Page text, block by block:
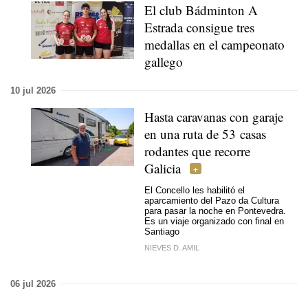
El club Bádminton A
Estrada consigue tres
medallas en el campeonato
gallego
10 jul 2026
Hasta caravanas con garaje
en una ruta de 53 casas
rodantes que recorre
Galicia
El Concello les habilitó el
aparcamiento del Pazo da Cultura
para pasar la noche en Pontevedra.
Es un viaje organizado con final en
Santiago
NIEVES D. AMIL
06 jul 2026